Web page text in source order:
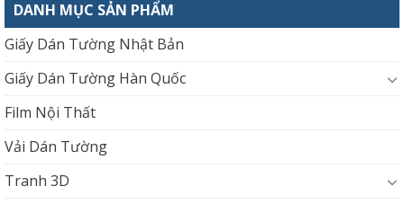
DANH MỤC SẢN PHẨM
Giấy Dán Tường Nhật Bản
Giấy Dán Tường Hàn Quốc
Film Nội Thất
Vải Dán Tường
Tranh 3D